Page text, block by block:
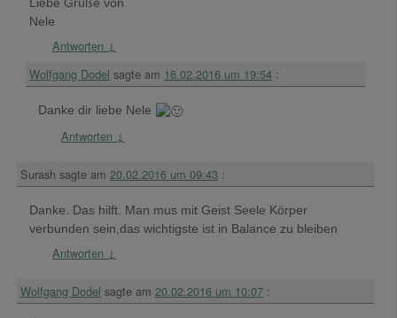
Nele
Antworten ↓
Wolfgang Dodel sagte am 16.02.2016 um 19:54 :
Danke dir liebe Nele
Antworten ↓
Surash sagte am 20.02.2016 um 09:43 :
Danke. Das hilft. Man mus mit Geist Seele Körper
verbunden sein,das wichtigste ist in Balance zu bleiben
Antworten ↓
Wolfgang Dodel sagte am 20.02.2016 um 10:07 :